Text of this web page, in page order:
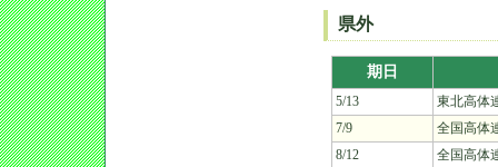
県外
期日
5/13
東北高体
7/9
全国高体
8/12
全国高体